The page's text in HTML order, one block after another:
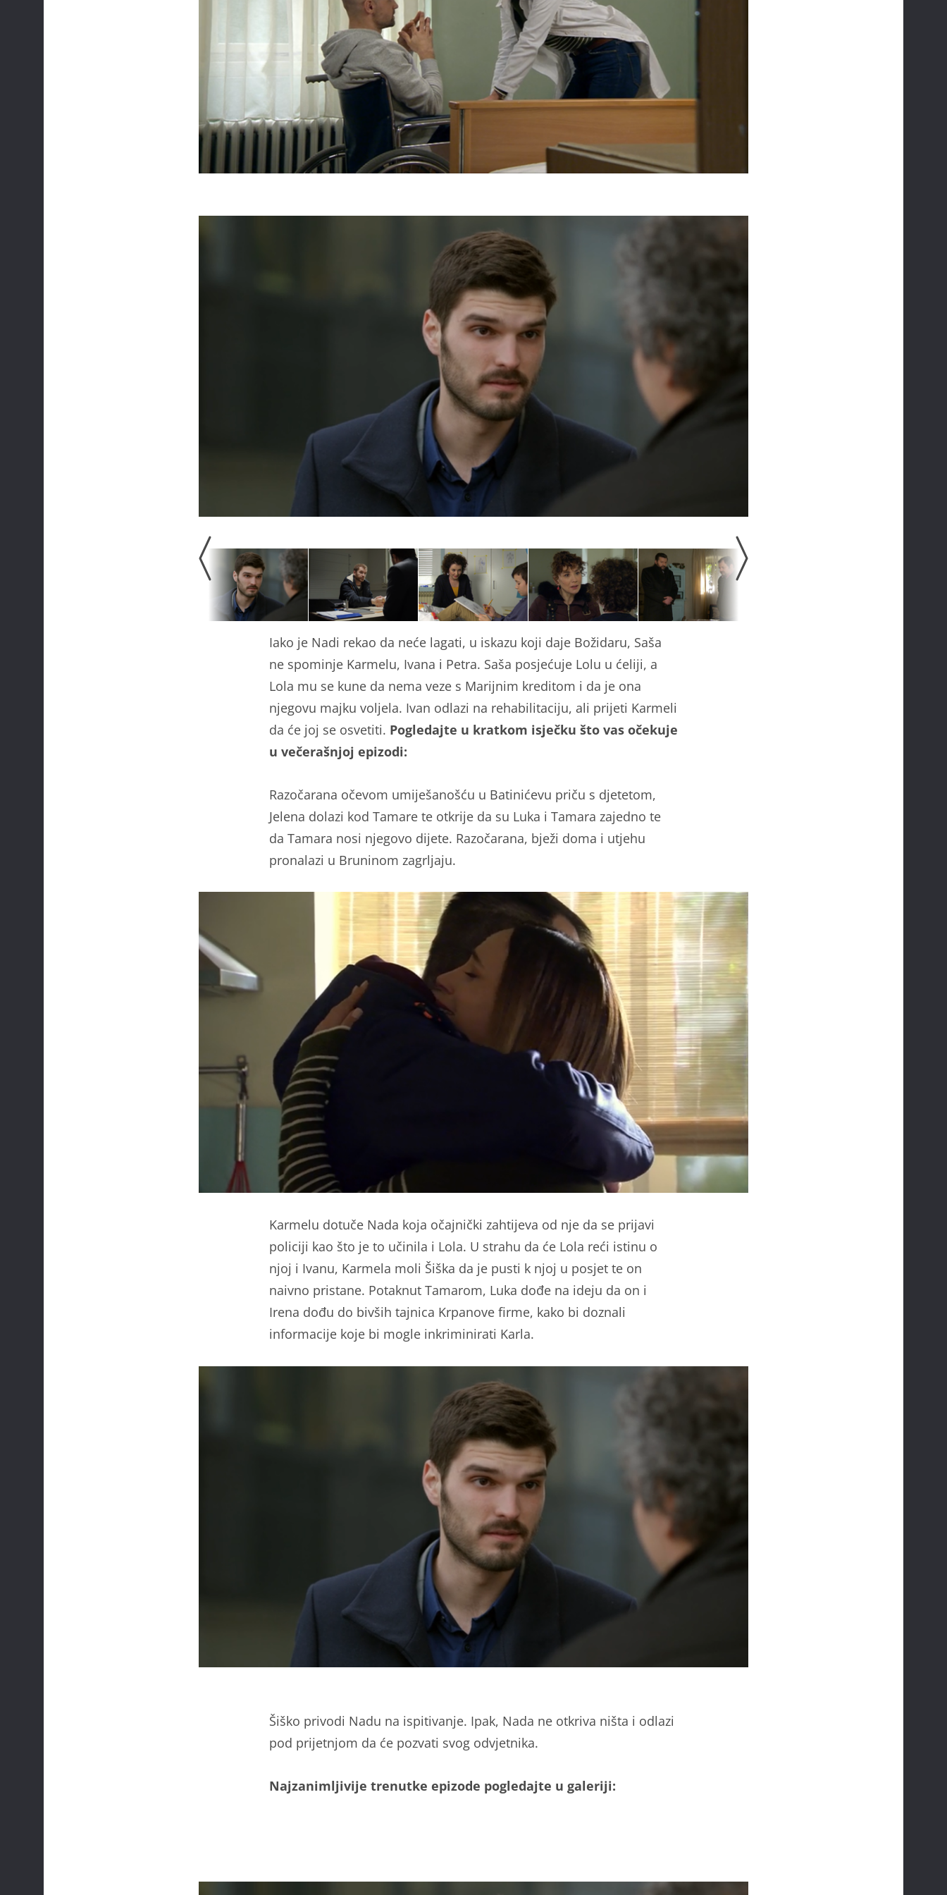
Iako je Nadi rekao da neće lagati, u iskazu koji daje Božidaru, Saša
ne spominje Karmelu, Ivana i Petra. Saša posjećuje Lolu u ćeliji, a
Lola mu se kune da nema veze s Marijnim kreditom i da je ona
njegovu majku voljela. Ivan odlazi na rehabilitaciju, ali prijeti Karmeli
da će joj se osvetiti. Pogledajte u kratkom isječku što vas očekuje
u večerašnjoj epizodi:
Razočarana očevom umiješanošću u Batinićevu priču s djetetom,
Jelena dolazi kod Tamare te otkrije da su Luka i Tamara zajedno te
da Tamara nosi njegovo dijete. Razočarana, bježi doma i utjehu
pronalazi u Bruninom zagrljaju.
Karmelu dotuče Nada koja očajnički zahtijeva od nje da se prijavi
policiji kao što je to učinila i Lola. U strahu da će Lola reći istinu o
njoj i Ivanu, Karmela moli Šiška da je pusti k njoj u posjet te on
naivno pristane. Potaknut Tamarom, Luka dođe na ideju da on i
Irena dođu do bivših tajnica Krpanove firme, kako bi doznali
informacije koje bi mogle inkriminirati Karla.
Šiško privodi Nadu na ispitivanje. Ipak, Nada ne otkriva ništa i odlazi
pod prijetnjom da će pozvati svog odvjetnika.
Najzanimljivije trenutke epizode pogledajte u galeriji: